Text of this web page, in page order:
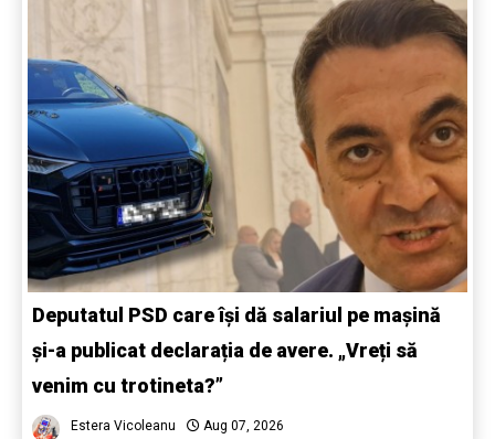
Deputatul PSD care își dă salariul pe mașină
și-a publicat declarația de avere. „Vreți să
venim cu trotineta?”
Estera Vicoleanu Aug 07, 2026